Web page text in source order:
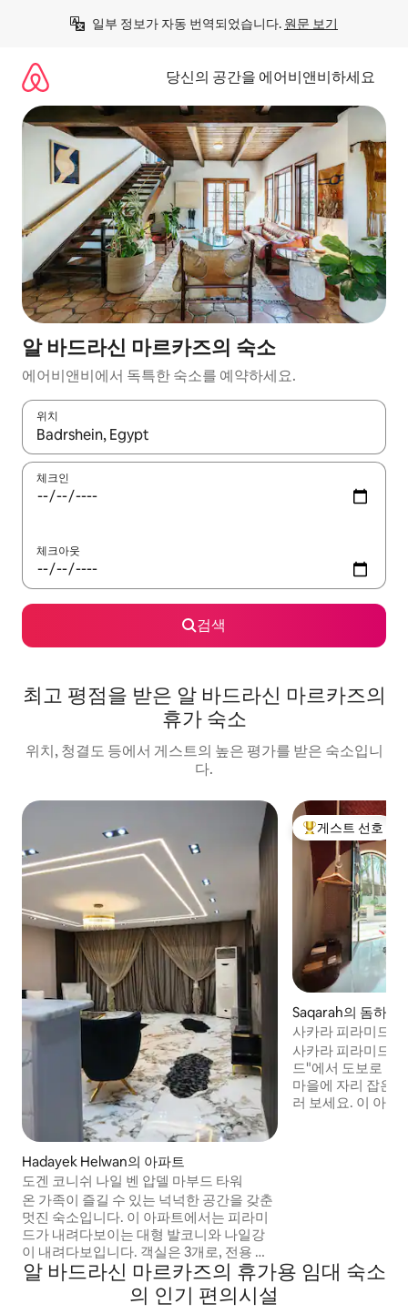
일부 정보가 자동 번역되었습니다. 원문 보기
당신의 공간을 에어비앤비하세요
알 바드라신 마르카즈의 숙소
에어비앤비에서 독특한 숙소를 예약하세요.
위치
결과가 나오면 위·아래 화살표 키를 사용하거나 터치 또는 스와이
체크인
체크아웃
검색
최고 평점을 받은 알 바드라신 마르카즈의
휴가 숙소
위치, 청결도 등에서 게스트의 높은 평가를 받은 숙소입니
다.
Hadayek Helwan의 아파트
도겐 코니쉬 나일 벤 압델 마부드 타워
온 가족이 즐길 수 있는 넉넉한 공간을 갖춘
멋진 숙소입니다. 이 아파트에서는 피라미
드가 내려다보이는 대형 발코니와 나일강
이 내려다보입니다. 객실은 3개로, 전용 욕
실에 화장대가 있는 나일강이 내려다보이
는 창문이 있는 마스터룸과 위생 도구가 구
비된 욕실 3개가 있습니다. 현대적인 가구
상위 게스트 선호
게스트 선호
Saqarah의 돔하우
사카라 피라미드
개인실과 정원
사카라 피라미드 "
드"에서 도보로 가
마을에 자리 잡은
러 보세요. 이 아늑
알 바드라신 마르카즈의 휴가용 임대 숙소
의 인기 편의시설